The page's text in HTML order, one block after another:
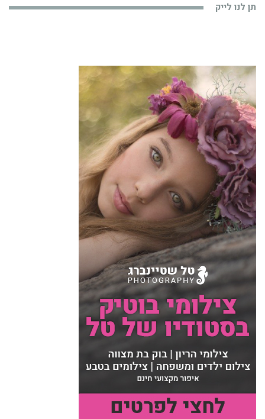
תן לנו לייק